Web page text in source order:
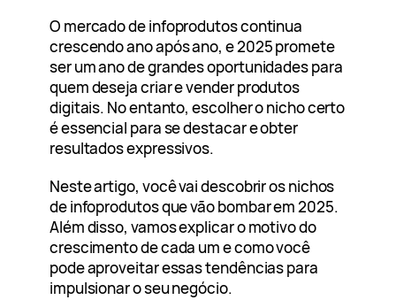
O mercado de infoprodutos continua
crescendo ano após ano, e 2025 promete
ser um ano de grandes oportunidades para
quem deseja criar e vender produtos
digitais. No entanto, escolher o nicho certo
é essencial para se destacar e obter
resultados expressivos.
Neste artigo, você vai descobrir os nichos
de infoprodutos que vão bombar em 2025.
Além disso, vamos explicar o motivo do
crescimento de cada um e como você
pode aproveitar essas tendências para
impulsionar o seu negócio.